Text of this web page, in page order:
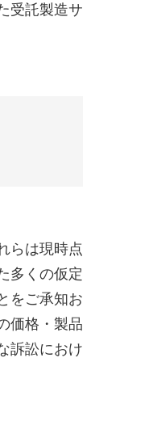
受託製造サ
らは現時点
多くの仮定
をご承知お
価格・製品
訴訟におけ